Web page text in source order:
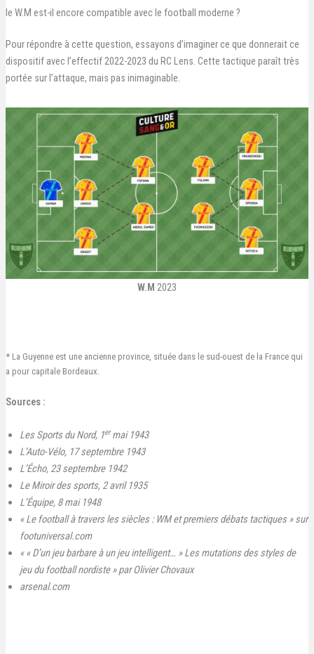
le W.M est-il encore compatible avec le football moderne ?
Pour répondre à cette question, essayons d’imaginer ce que donnerait ce
dispositif avec l’effectif 2022-2023 du RC Lens. Cette tactique paraît très
portée sur l’attaque, mais pas inimaginable.
W.M 2023
* La Guyenne est une ancienne province, située dans le sud-ouest de la France qui
a pour capitale Bordeaux.
Sources :
Les Sports du Nord, 1ermai 1943
L’Auto-Vélo, 17 septembre 1943
L’Écho, 23 septembre 1942
Le Miroir des sports, 2 avril 1935
L’Équipe, 8 mai 1948
« Le football à travers les siècles : WM et premiers débats tactiques » sur
footuniversal.com
« « D’un jeu barbare à un jeu intelligent… » Les mutations des styles de
jeu du football nordiste » par Olivier Chovaux
arsenal.com